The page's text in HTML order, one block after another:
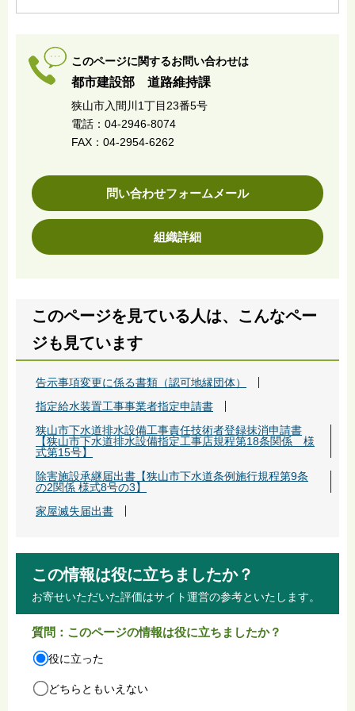
このページに関するお問い合わせは
都市建設部 道路維持課
狭山市入間川1丁目23番5号
電話：04-2946-8074
FAX：04-2954-6262
問い合わせフォームメール
組織詳細
このページを見ている人は、こんなペー
ジも見ています
告示事項変更に係る書類（認可地縁団体）
指定給水装置工事事業者指定申請書
狭山市下水道排水設備工事責任技術者登録抹消申請書
【狭山市下水道排水設備指定工事店規程第18条関係 様
式第15号】
除害施設承継届出書【狭山市下水道条例施行規程第9条
の2関係 様式8号の3】
家屋滅失届出書
この情報は役に立ちましたか？
お寄せいただいた評価はサイト運営の参考といたします。
質問：このページの情報は役に立ちましたか？
役に立った
どちらともいえない